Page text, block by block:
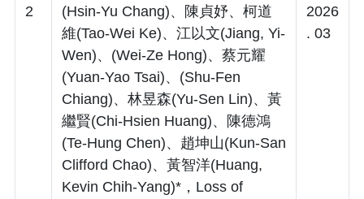
2
(Hsin-Yu Chang)、陳貞妤、柯道
維(Tao-Wei Ke)、江以文(Jiang, Yi-
Wen)、(Wei-Ze Hong)、蔡元耀
(Yuan-Yao Tsai)、(Shu-Fen
Chiang)、林昱森(Yu-Sen Lin)、黃
繼賢(Chi-Hsien Huang)、陳德鴻
(Te-Hung Chen)、趙坤山(Kun-San
Clifford Chao)、黃智洋(Huang,
Kevin Chih-Yang)*，Loss of
2026
. 03